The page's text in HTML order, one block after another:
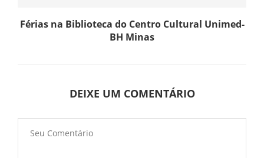
Férias na Biblioteca do Centro Cultural Unimed-
BH Minas
DEIXE UM COMENTÁRIO